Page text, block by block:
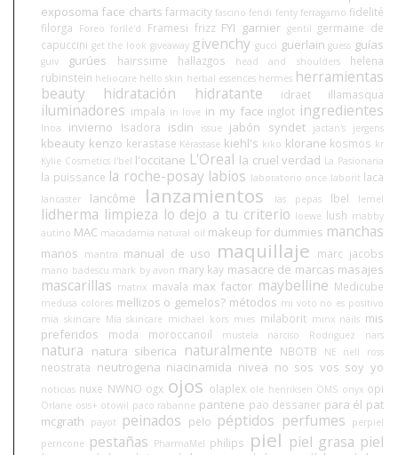
exposoma face charts farmacity fascino fendi fenty ferragamo fidelité
filorga
Foreo forlle'd Framesi frizz FYI garnier gentil germaine de
capuccini get the look giveaway givenchy gucci guerlain guess guías
guiv gurúes hairssime hallazgos head and shoulders
helena
rubinstein heliocare hello skin herbal essences hermes herramientas
beauty
hidratación hidratante idraet illamasqua
iluminadores impala in love in my face inglot ingredientes
Inoa invierno Isadora isdin issue jabón syndet jactan's jergens
kbeauty kenzo kerastase Kérastase kiehl's kiko klorane kosmos kr
Kylie Cosmetics l'bel l'occitane L'Oreal la cruel verdad La Pasionaria
la puissance la roche-posay labios laboratorio once laborit laca
lancaster lancôme lanzamientos las pepas lbel lemel
lidherma limpieza lo dejo a tu criterio loewe lush mabby
autino MAC macadamia natural oil makeup for dummies manchas
manos mantra manual de uso maquillaje marc jacobs
mario badescu mark by avon mary kay masacre de marcas masajes
mascarillas matrix mavala max factor maybelline Medicube
medusa colores mellizos o gemelos? métodos mi voto no es positivo
mia skincare Mía skincare michael kors mies milaborit minx nails mis
preferidos
moda moroccanoil mustela narciso Rodriguez nars
natura natura siberica naturalmente NBOTB NE nell ross
neostrata neutrogena niacinamida nivea no sos vos soy yo
noticias nuxe NWNO ogx ojos olaplex ole henriksen OMS onyx opi
Orlane osis+ otowil paco rabanne pantene pao dessaner para él pat
mcgrath
payot peinados pelo péptidos perfumes
perpiel
perricone pestañas PharmaMel philips piel piel grasa piel